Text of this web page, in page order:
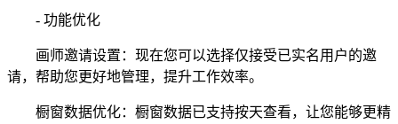
- 功能优化
画师邀请设置：现在您可以选择仅接受已实名用户的邀
请，帮助您更好地管理，提升工作效率。
橱窗数据优化：橱窗数据已支持按天查看，让您能够更精